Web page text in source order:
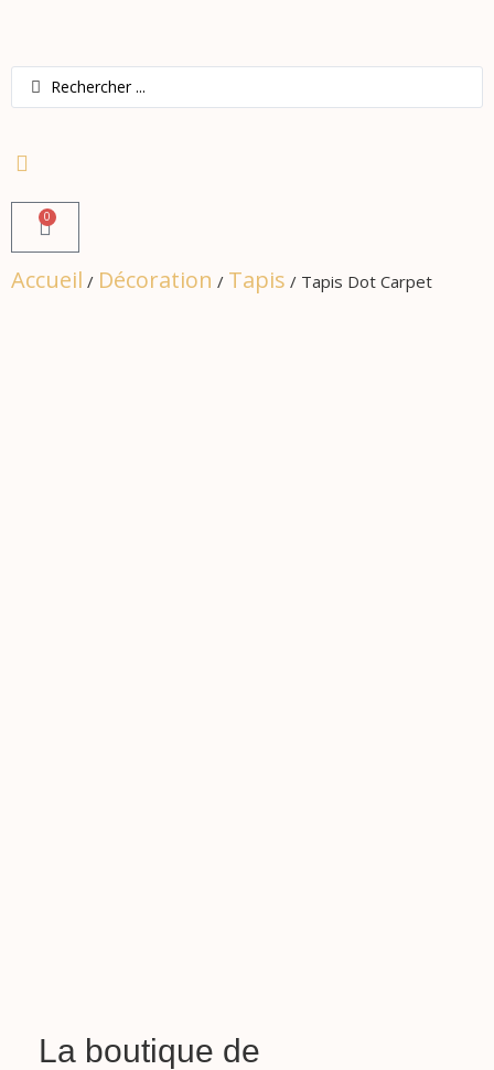
0
Accueil / Décoration / Tapis / Tapis Dot Carpet
La boutique de